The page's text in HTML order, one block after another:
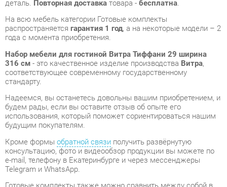
316 см- это качественное изделие производства
соответствующее современному государственному
стандарту.
Надеемся, вы останетесь довольны вашим приобретением, и
будем рады, если вы оставите отзыв об опыте его
использования, который поможет сориентироваться нашим
будущим покупателям.
Кроме формы обратной связиполучить развёрнутую
консультацию, фото и видеообзор продукции вы можете по
e-mail, телефону в Екатеринбурге и через мессенджеры
Telegram и WhatsApp.
Готовые комплекты также можно сравнить между собой в
нашем шоу-руме и купить Набор мебели для гостиной Витра
Тиффани 29 ширина 316 см, самостоятельно забрав его с
нашего центрального склада в г. Екатеринбург. Полный
список адресов и магазинов смотрите на странице
контактов